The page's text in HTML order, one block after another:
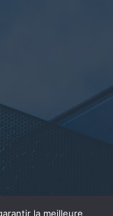
la meilleure